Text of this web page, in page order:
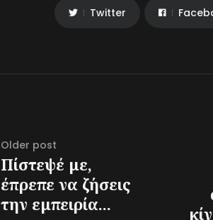
Twitter
Older post
Πίστεψέ με,
έπρεπε να ζήσεις
την εμπειρία...